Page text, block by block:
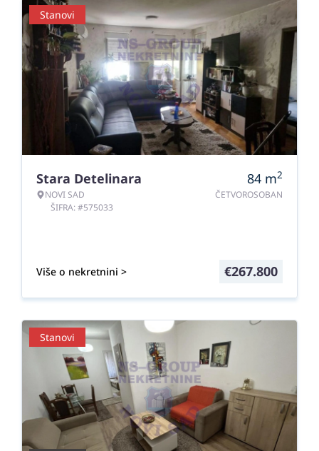
Stanovi
Stara Detelinara
NOVI SAD
ŠIFRA: #575033
84 m2
ČETVOROSOBAN
Više o nekretnini > €267.800
Stanovi